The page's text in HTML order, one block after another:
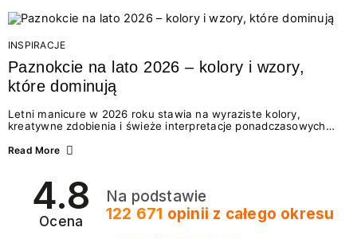
Motywem przewodnim jest eksplorowanie i kolekcjonowanie
letnich momentów. Z tej okazji przygotowaliśmy coś absolutnie
wyjątkowego: wielki konkurs z wakacje.pl oraz dawkę
najgorętszych trendów w...
INSPIRACJE
Paznokcie na lato 2026 – kolory i wzory,
które dominują
Letni manicure w 2026 roku stawia na wyraziste kolory,
kreatywne zdobienia i świeże interpretacje ponadczasowych
zarówno energetycznych odcieni inspirowanych wakacjami, jak
2026? Znajdź inspirację dla swojego manicure!
Read More
4.8
Ocena
Na podstawie
122 671 opinii z całego okresu